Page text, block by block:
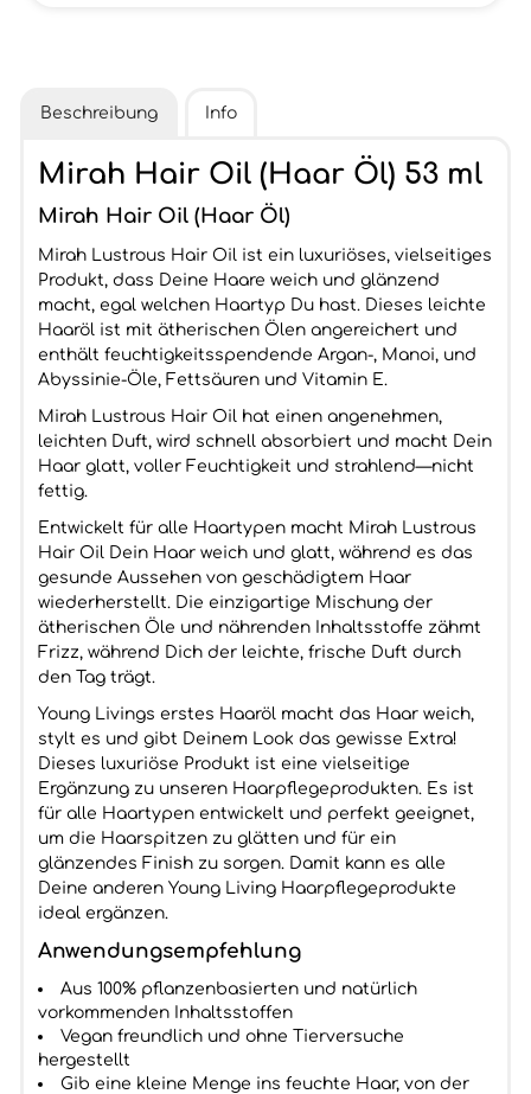
Beschreibung Info
Mirah Hair Oil (Haar Öl) 53 ml
Mirah Hair Oil (Haar Öl)
Mirah Lustrous Hair Oil ist ein luxuriöses, vielseitiges
Produkt, dass Deine Haare weich und glänzend
macht, egal welchen Haartyp Du hast. Dieses leichte
Haaröl ist mit ätherischen Ölen angereichert und
enthält feuchtigkeitsspendende Argan-, Manoi, und
Abyssinie-Öle, Fettsäuren und Vitamin E.
Mirah Lustrous Hair Oil hat einen angenehmen,
leichten Duft, wird schnell absorbiert und macht Dein
Haar glatt, voller Feuchtigkeit und strahlend—nicht
fettig.
Entwickelt für alle Haartypen macht Mirah Lustrous
Hair Oil Dein Haar weich und glatt, während es das
gesunde Aussehen von geschädigtem Haar
wiederherstellt. Die einzigartige Mischung der
ätherischen Öle und nährenden Inhaltsstoffe zähmt
Frizz, während Dich der leichte, frische Duft durch
den Tag trägt.
Young Livings erstes Haaröl macht das Haar weich,
stylt es und gibt Deinem Look das gewisse Extra!
Dieses luxuriöse Produkt ist eine vielseitige
Ergänzung zu unseren Haarpflegeprodukten. Es ist
für alle Haartypen entwickelt und perfekt geeignet,
um die Haarspitzen zu glätten und für ein
glänzendes Finish zu sorgen. Damit kann es alle
Deine anderen Young Living Haarpflegeprodukte
ideal ergänzen.
Anwendungsempfehlung
Aus 100% pflanzenbasierten und natürlich
vorkommenden Inhaltsstoffen
Vegan freundlich und ohne Tierversuche
hergestellt
Gib eine kleine Menge ins feuchte Haar, von der